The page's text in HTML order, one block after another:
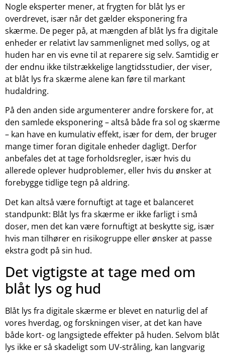
Nogle eksperter mener, at frygten for blåt lys er
overdrevet, især når det gælder eksponering fra
skærme. De peger på, at mængden af blåt lys fra digitale
enheder er relativt lav sammenlignet med sollys, og at
huden har en vis evne til at reparere sig selv. Samtidig er
der endnu ikke tilstrækkelige langtidsstudier, der viser,
at blåt lys fra skærme alene kan føre til markant
hudaldring.
På den anden side argumenterer andre forskere for, at
den samlede eksponering – altså både fra sol og skærme
– kan have en kumulativ effekt, især for dem, der bruger
mange timer foran digitale enheder dagligt. Derfor
anbefales det at tage forholdsregler, især hvis du
allerede oplever hudproblemer, eller hvis du ønsker at
forebygge tidlige tegn på aldring.
Det kan altså være fornuftigt at tage et balanceret
standpunkt: Blåt lys fra skærme er ikke farligt i små
doser, men det kan være fornuftigt at beskytte sig, især
hvis man tilhører en risikogruppe eller ønsker at passe
ekstra godt på sin hud.
Det vigtigste at tage med om
blåt lys og hud
Blåt lys fra digitale skærme er blevet en naturlig del af
vores hverdag, og forskningen viser, at det kan have
både kort- og langsigtede effekter på huden. Selvom blåt
lys ikke er så skadeligt som UV-stråling, kan langvarig